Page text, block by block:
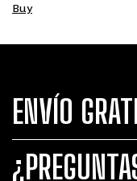
Buy
ENVÍO